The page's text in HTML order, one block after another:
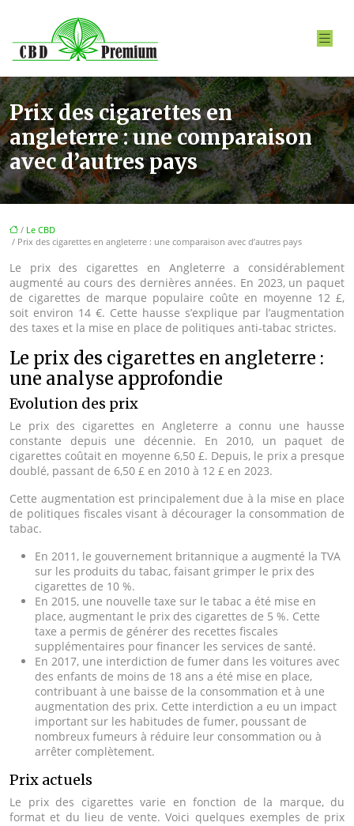
Prix des cigarettes en
angleterre : une comparaison
avec d’autres pays
/ Le CBD
/ Prix des cigarettes en angleterre : une comparaison avec d’autres pays
Le prix des cigarettes en Angleterre a considérablement
augmenté au cours des dernières années. En 2023, un paquet
de cigarettes de marque populaire coûte en moyenne 12 £,
soit environ 14 €. Cette hausse s’explique par l’augmentation
des taxes et la mise en place de politiques anti-tabac strictes.
Le prix des cigarettes en angleterre :
une analyse approfondie
Evolution des prix
Le prix des cigarettes en Angleterre a connu une hausse
constante depuis une décennie. En 2010, un paquet de
cigarettes coûtait en moyenne 6,50 £. Depuis, le prix a presque
doublé, passant de 6,50 £ en 2010 à 12 £ en 2023.
Cette augmentation est principalement due à la mise en place
de politiques fiscales visant à décourager la consommation de
tabac.
En 2011, le gouvernement britannique a augmenté la TVA
sur les produits du tabac, faisant grimper le prix des
cigarettes de 10 %.
En 2015, une nouvelle taxe sur le tabac a été mise en
place, augmentant le prix des cigarettes de 5 %. Cette
taxe a permis de générer des recettes fiscales
supplémentaires pour financer les services de santé.
En 2017, une interdiction de fumer dans les voitures avec
des enfants de moins de 18 ans a été mise en place,
contribuant à une baisse de la consommation et à une
augmentation des prix. Cette interdiction a eu un impact
important sur les habitudes de fumer, poussant de
nombreux fumeurs à réduire leur consommation ou à
arrêter complètement.
Prix actuels
Le prix des cigarettes varie en fonction de la marque, du
format et du lieu de vente. Voici quelques exemples de prix